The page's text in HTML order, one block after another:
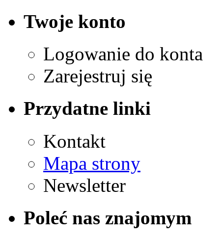
Twoje konto
Logowanie do konta
Zarejestruj się
Przydatne linki
Kontakt
Mapa strony
Newsletter
Poleć nas znajomym